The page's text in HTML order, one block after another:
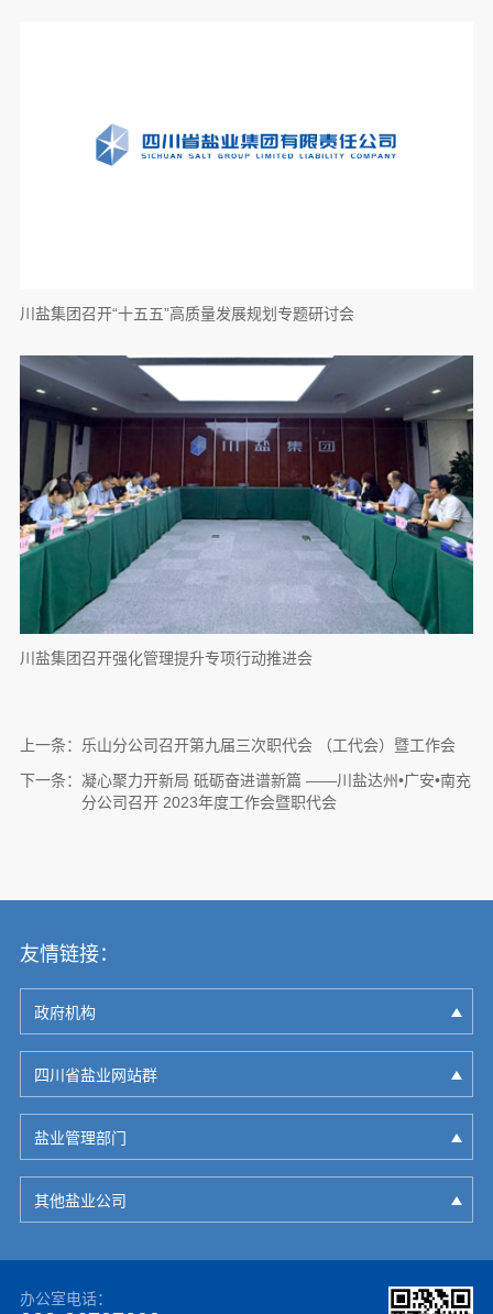
川盐集团召开“十五五”高质量发展规划专题研讨会
川盐集团召开强化管理提升专项行动推进会
上一条： 乐山分公司召开第九届三次职代会 （工代会）暨工作会
下一条： 凝心聚力开新局 砥砺奋进谱新篇 ——川盐达州•广安•南充
分公司召开 2023年度工作会暨职代会
友情链接：
政府机构
四川省盐业网站群
盐业管理部门
其他盐业公司
办公室电话：